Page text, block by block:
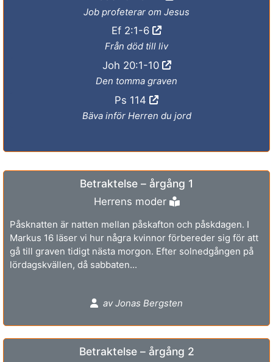
Job profeterar om Jesus
Ef 2:1-6
Från död till liv
Joh 20:1-10
Den tomma graven
Ps 114
Bäva inför Herren du jord
Betraktelse – årgång 1
Herrens moder
Påsknatten är natten mellan påskafton och påskdagen. I
Markus 16 läser vi hur några kvinnor förbereder sig för att
gå till graven tidigt nästa morgon. Efter solnedgången på
lördagskvällen, då sabbaten...
av Jonas Bergsten
Betraktelse – årgång 2